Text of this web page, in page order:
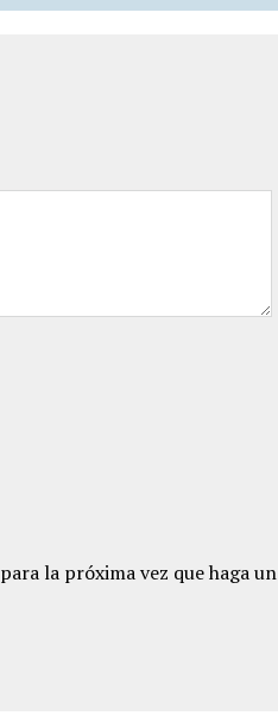
la próxima vez que haga un